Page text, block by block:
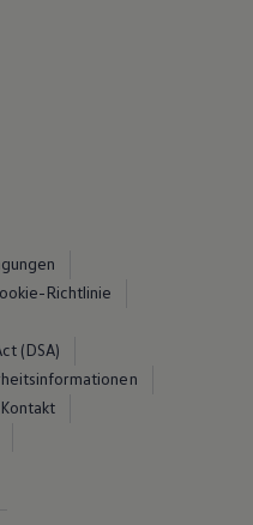
Richtlinie
(DSA)
Kontakt